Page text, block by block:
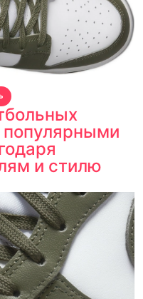
популярными
и стилю